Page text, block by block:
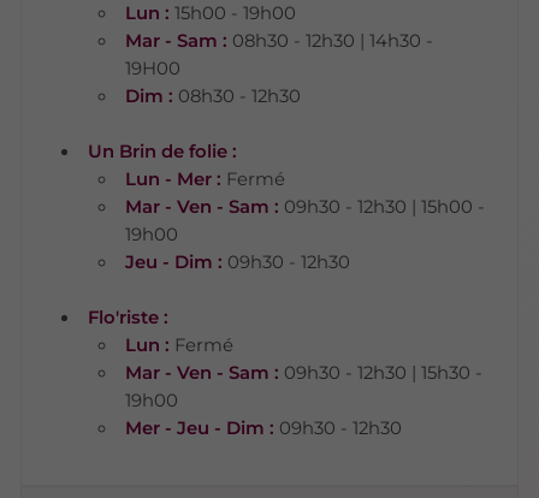
Lun :15h00 - 19h00
Mar - Sam : 08h30 - 12h30 | 14h30 -
19H00
Dim : 08h30 - 12h30
Un Brin de folie :
Lun - Mer : Fermé
Mar - Ven - Sam : 09h30 - 12h30 | 15h00 -
19h00
Jeu - Dim : 09h30 - 12h30
Flo'riste :
Lun : Fermé
Mar - Ven - Sam : 09h30 - 12h30 | 15h30 -
19h00
Mer - Jeu - Dim : 09h30 - 12h30